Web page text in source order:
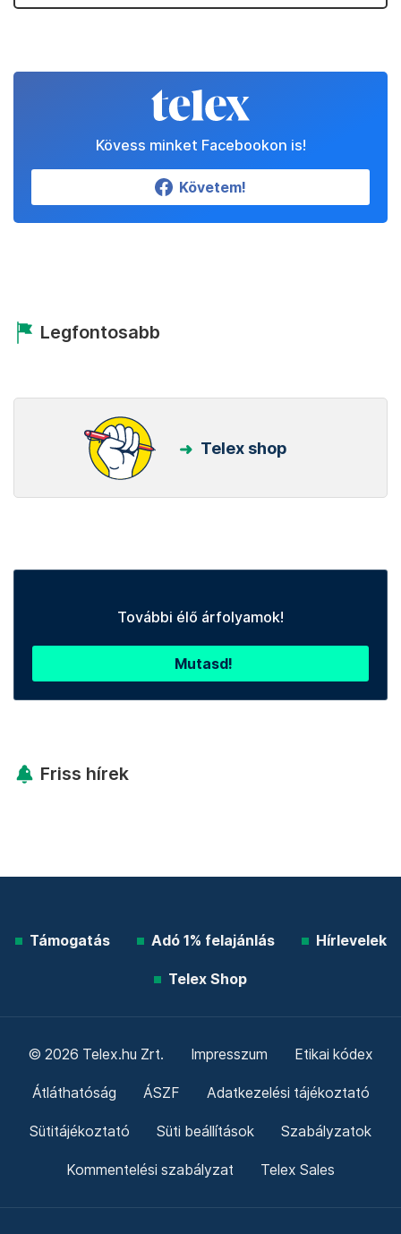
Kövess minket Facebookon is!
Követem!
Legfontosabb
Telex shop
További élő árfolyamok!
Mutasd!
Friss hírek
Támogatás Adó 1% felajánlás Hírlevelek
Telex Shop
© 2026 Telex.hu Zrt. Impresszum Etikai kódex
Átláthatóság ÁSZF Adatkezelési tájékoztató
Sütitájékoztató Süti beállítások Szabályzatok
Kommentelési szabályzat Telex Sales